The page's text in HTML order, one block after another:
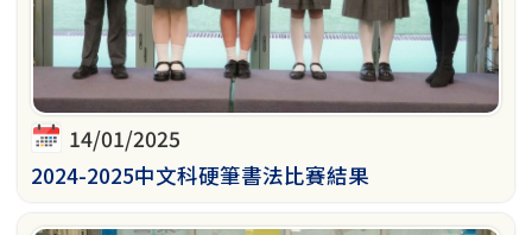
14/01/2025
2024-2025中文科硬筆書法比賽結果